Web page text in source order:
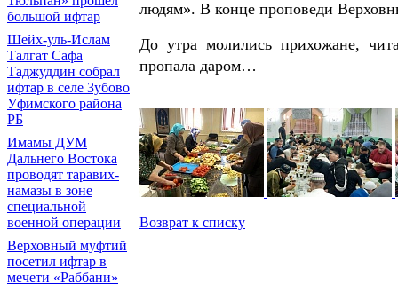
большой ифтар
Шейх-уль-Ислам
Талгат Сафа
Таджуддин собрал
ифтар в селе Зубово
Уфимского района
РБ
Имамы ДУМ
Дальнего Востока
проводят таравих-
намазы в зоне
специальной
военной операции
Верховный муфтий
посетил ифтар в
мечети «Раббани»
людям». В конце проповеди
До утра молились прихожане,
пропала даром…
Возврат к списку